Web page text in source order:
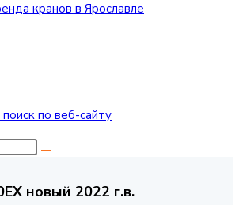
кранов в Ярославле
по веб-сайту
новый 2022 г.в.